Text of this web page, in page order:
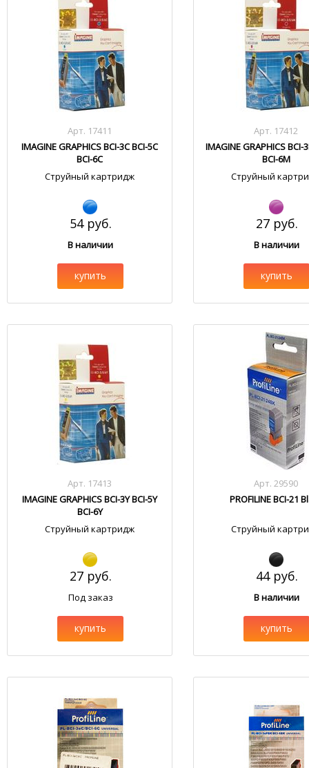
Арт. 17411
IMAGINE GRAPHICS BCI-3C BCI-5C
BCI-6C
Струйный картридж
54 руб.
В наличии
купить
Арт. 17412
IMAGINE GRAPHICS BCI-
BCI-6M
Струйный
27 руб.
В наличии
купить
Арт. 17413
IMAGINE GRAPHICS BCI-3Y BCI-5Y
BCI-6Y
Струйный картридж
27 руб.
Под заказ
купить
Арт. 29590
PROFILINE BCI-21
Струйный
44 руб.
В наличии
купить